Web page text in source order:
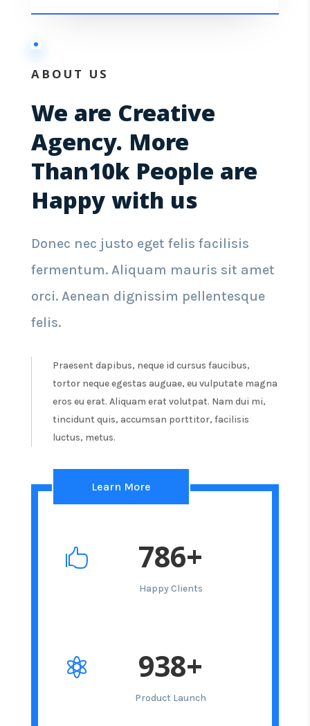
ABOUT US
We are Creative
Agency. More
Than10k People are
Happy with us
Donec nec justo eget felis facilisis
fermentum. Aliquam mauris sit amet
orci. Aenean dignissim pellentesque
felis.
Praesent dapibus, neque id cursus faucibus,
tortor neque egestas auguae, eu vulputate magna
eros eu erat. Aliquam erat volutpat. Nam dui mi,
tincidunt quis, accumsan porttitor, facilisis
luctus, metus.
Learn More
 786+
Happy Clients
 938+
Product Launch